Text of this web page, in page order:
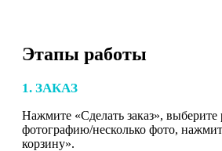
Этапы работы
1. ЗАКАЗ
Нажмите «Сделать заказ», выберите
фотографию/несколько фото,
корзину».